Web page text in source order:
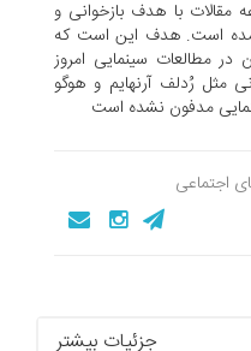
مقالات با هدف بازخوانی و
آمده است. هدف این است که
در مطالعات سینمایی امروز
مثل رُدلف آرنهایم و هوگو
مدفون نشده است
اجتماعی
جزئیات بیشتر